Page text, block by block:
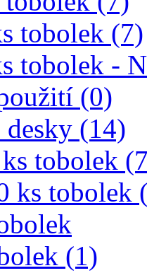
tobolek (7)
tobolek -
(0)
(14)
tobolek
ks tobolek
(1)